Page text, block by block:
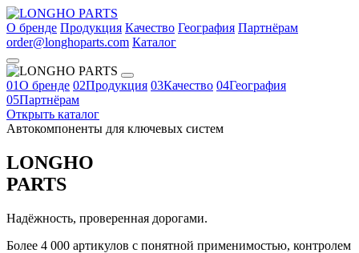
О бренде Продукция Качество География Партнёрам
order@longhoparts.com Каталог
01О бренде 02Продукция 03Качество 04География
05Партнёрам
Открыть каталог
Автокомпоненты для ключевых систем
LONGHO
PARTS
Надёжность, проверенная дорогами.
Более 4 000 артикулов с понятной применимостью, контролем